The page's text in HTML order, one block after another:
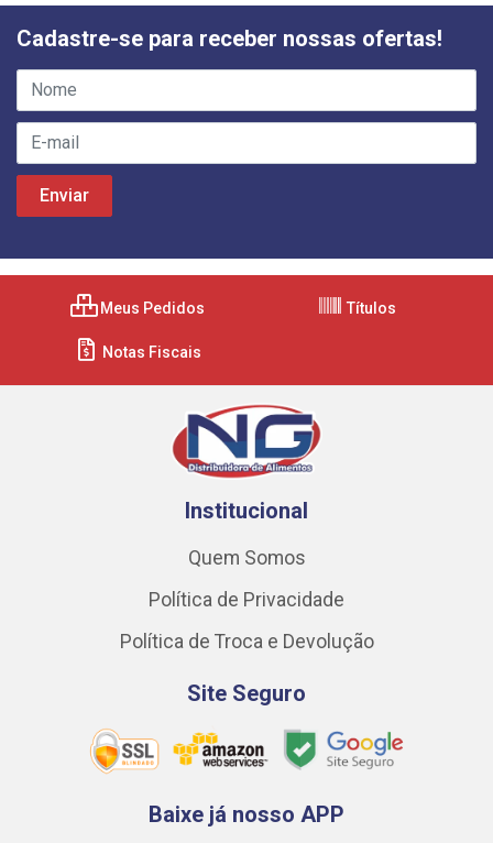
Cadastre-se para receber nossas ofertas!
Meus Pedidos Títulos
Notas Fiscais
Institucional
Quem Somos
Política de Privacidade
Política de Troca e Devolução
Site Seguro
Baixe já nosso APP